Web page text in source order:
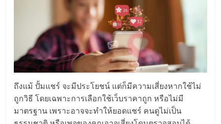
ปรึกษา
ฟรี,
บริการ
พัฒนา
ถึงแม้ ปั้มแชร์ จะมีประโยชน์ แต่ก็มีความเสี่ยงหากใช้ไม่
ถูกวิธี โดยเฉพาะการเลือกใช้เว็บราคาถูก หรือไม่มี
มาตรฐาน เพราะอาจจะทำให้ยอดแชร์ คนดูไม่เป็น